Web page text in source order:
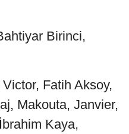
Birinci,
Fatih Aksoy,
Makouta, Janvier,
Kaya,